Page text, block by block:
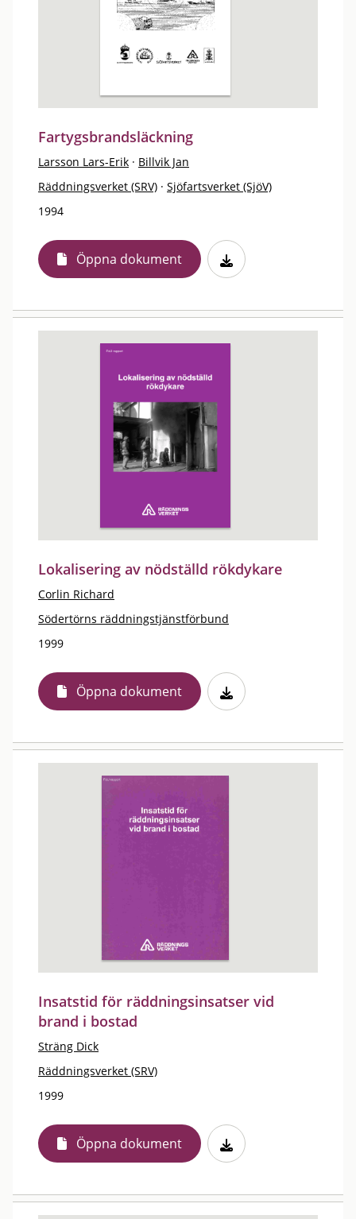
Fartygsbrandsläckning
Larsson Lars-Erik · Billvik Jan
Räddningsverket (SRV) · Sjöfartsverket (SjöV)
1994
Öppna dokument
Lokalisering av nödställd rökdykare
Corlin Richard
Södertörns räddningstjänstförbund
1999
Öppna dokument
Insatstid för räddningsinsatser vid
brand i bostad
Sträng Dick
Räddningsverket (SRV)
1999
Öppna dokument